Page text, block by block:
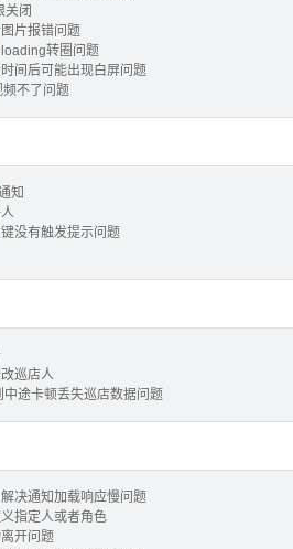
关闭
片报错问题
转圈问题
间后可能出现白屏问题
不了问题
知
没有触发提示问题
巡店人
途卡顿丢失巡店数据问题
决通知加载响应慢问题
指定人或者角色
开问题